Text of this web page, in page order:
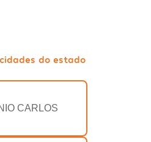
do estado
CARLOS